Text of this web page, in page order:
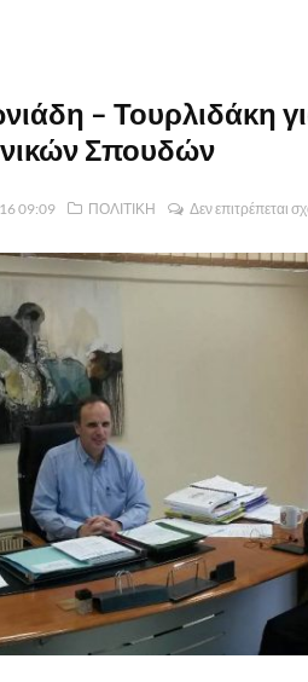
– Τουρλιδάκη
Σπουδών
09:09 ΠΟΛΙΤΙΚΗ Δεν επιτρέπεται